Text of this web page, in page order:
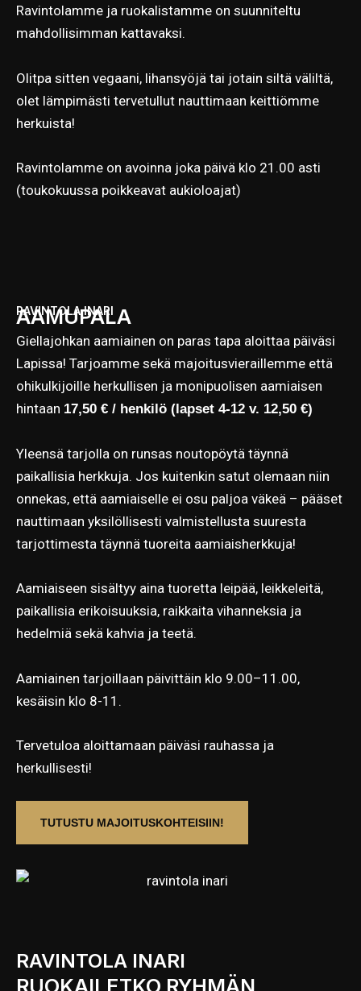
Ravintolamme ja ruokalistamme on suunniteltu
mahdollisimman kattavaksi.
Olitpa sitten vegaani, lihansyöjä tai jotain siltä väliltä,
olet lämpimästi tervetullut nauttimaan keittiömme
herkuista!
Ravintolamme on avoinna joka päivä klo 21.00 asti
(toukokuussa poikkeavat aukioloajat)
RAVINTOLA INARI
AAMUPALA
Giellajohkan aamiainen on paras tapa aloittaa päiväsi
Lapissa! Tarjoamme sekä majoitusvieraillemme että
ohikulkijoille herkullisen ja monipuolisen aamiaisen
hintaan 17,50 € / henkilö (lapset 4-12 v. 12,50 €)
Yleensä tarjolla on runsas noutopöytä täynnä
paikallisia herkkuja. Jos kuitenkin satut olemaan niin
onnekas, että aamiaiselle ei osu paljoa väkeä – pääset
nauttimaan yksilöllisesti valmistellusta suuresta
tarjottimesta täynnä tuoreita aamiaisherkkuja!
Aamiaiseen sisältyy aina tuoretta leipää, leikkeleitä,
paikallisia erikoisuuksia, raikkaita vihanneksia ja
hedelmiä sekä kahvia ja teetä.
Aamiainen tarjoillaan päivittäin klo 9.00–11.00,
kesäisin klo 8-11.
Tervetuloa aloittamaan päiväsi rauhassa ja
herkullisesti!
TUTUSTU MAJOITUSKOHTEISIIN!
RAVINTOLA INARI